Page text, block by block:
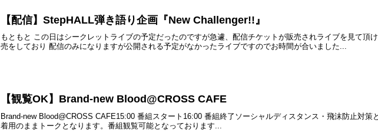
【配信】StepHALL弾き語り企画『New Challenger!!』
もともと この日はシークレットライブの予定だったのですが急遽、配信チケットが販売されライブを見て頂
売をしており 配信のみになりますが公開される予定がなかったライブですのでお時間が合いました...
【観覧OK】Brand-new Blood@CROSS CAFE
Brand-new Blood@CROSS CAFE15:00 番組スタート16:00 番組終了ソーシャルディスタンス・飛沫防止対
着用のままトークとなります。番組観覧可能となっております...